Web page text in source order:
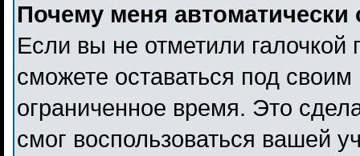
Почему меня автоматически
Если вы не отметили галочкой
сможете оставаться под
ограниченное время. Это
смог воспользоваться вашей